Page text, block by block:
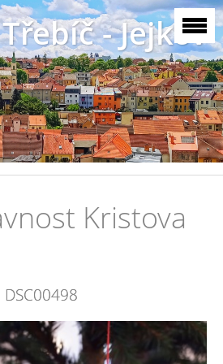
- Jejkov
Kristova
DSC00498